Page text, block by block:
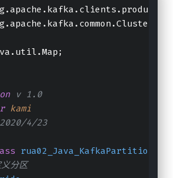
apache . kafka . clients . producer
apache . kafka . common .Cluster
util .Map ;
v 1.0
kami
4/23
rua02_Java_KafkaPartition
分区